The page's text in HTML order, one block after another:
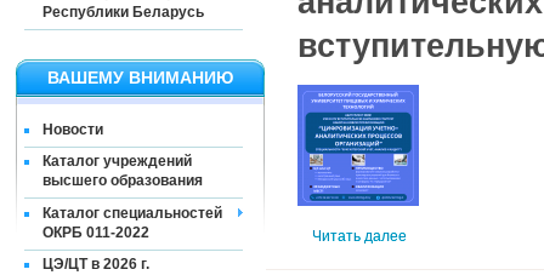
Республики Беларусь
ВАШЕМУ ВНИМАНИЮ
Новости
Каталог учреждений
высшего образования
Каталог специальностей
ОКРБ 011-2022
ЦЭ/ЦТ в 2026 г.
Читать далее